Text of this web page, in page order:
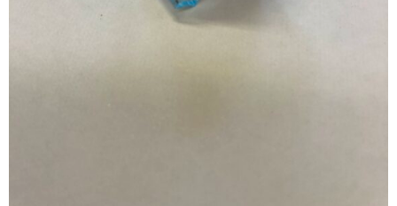
欅製Bluetoothスピーカー